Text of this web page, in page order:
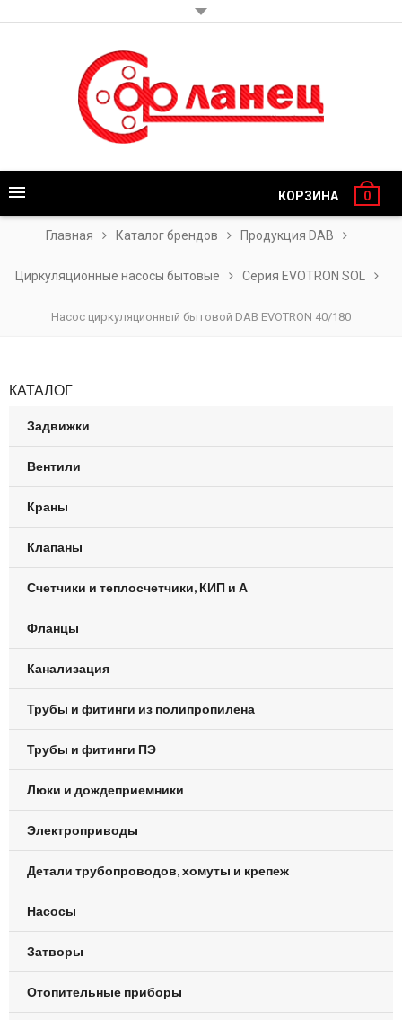
КОРЗИНА 0
Главная Каталог брендов Продукция DAB
Циркуляционные насосы бытовые Серия EVOTRON SOL
Насос циркуляционный бытовой DAB EVOTRON 40/180
КАТАЛОГ
Задвижки
Вентили
Краны
Клапаны
Счетчики и теплосчетчики, КИП и А
Фланцы
Канализация
Трубы и фитинги из полипропилена
Трубы и фитинги ПЭ
Люки и дождеприемники
Электроприводы
Детали трубопроводов, хомуты и крепеж
Насосы
Затворы
Отопительные приборы